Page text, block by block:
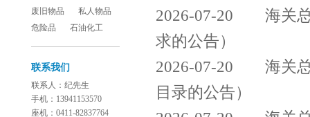
废旧物品
私人物品
危险品
石油化工
联系我们
联系人：纪先生
手机：13941153570
座机：0411-82837764
2026-07-20
海关
求的公告）
2026-07-20
海关
目录的公告）